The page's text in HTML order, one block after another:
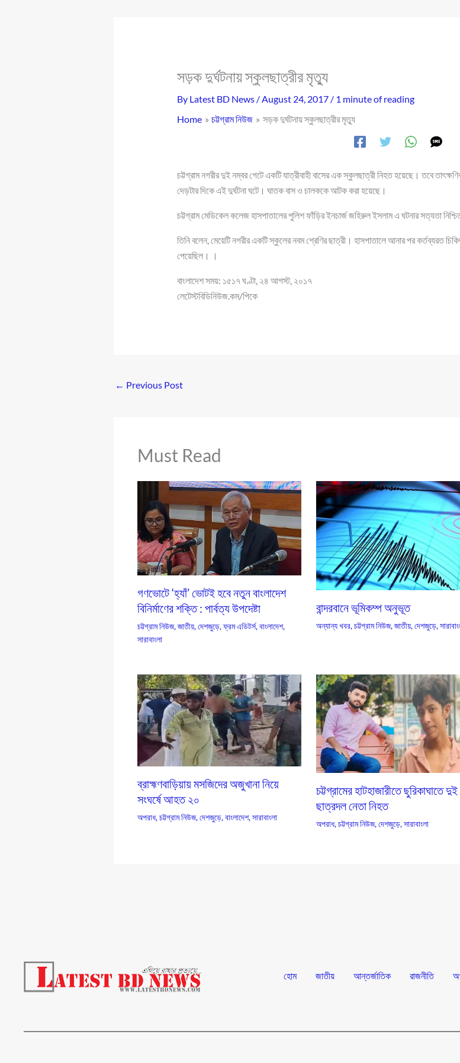
সড়ক দুর্ঘটনায় স্কুলছাত্রীর মৃত্যু
By Latest BD News /August 24, 2017 / 1 minute of reading
Home
চট্টগ্রাম নিউজ সড়ক দুর্ঘটনায় স্কুলছাত্রীর মৃত্যু
চট্টগ্রাম নগরীর দুই নম্বর গেটে একটি যাত্রীবাহী বাসের এক স্কুলছাত্রী নিহত হয়েছে। তবে
দেড়টার দিকে এই দুর্ঘটনা ঘটে। ঘাতক বাস ও চালককে আটক করা হয়েছে।
চট্টগ্রাম মেডিকেল কলেজ হাসপাতালের পুলিশ ফাঁড়ির ইনচার্জ জহিরুল ইসলাম এ ঘটনার সত্যতা
তিনি বলেন, মেয়েটি নগরীর একটি স্কুলের নবম শ্রেণির ছাত্রী। হাসপাতালে আনার পর কর্তব্যরত
পেয়েছিল। ।
বাংলাদেশ সময়: ১৫১৭ ঘণ্টা, ২৪ আগস্ট, ২০১৭
লেটেস্টবিডিনিউজ.কম/পিকে
← Previous Post
Must Read
গণভোটে ‘হ্যাঁ’ ভোটই হবে নতুন বাংলাদেশ
বিনির্মাণের শক্তি : পার্বত্য উপদেষ্টা
চট্টগ্রাম নিউজ,জাতীয়,দেশজুড়ে,ফ্রম এডিটর্স,বাংলাদেশ,
সারাবাংলা
বান্দরবানে ভূমিকম্প অনুভূত
অন্যান্য খবর,চট্টগ্রাম নিউজ,জাতীয়,দেশজুড়ে,
ব্রাহ্মণবাড়িয়ায় মসজিদের অজুখানা নিয়ে
সংঘর্ষে আহত ২০
অপরাধ,চট্টগ্রাম নিউজ,দেশজুড়ে,বাংলাদেশ,সারাবাংলা
চট্টগ্রামের হাটহাজারীতে ছুরিকাঘাতে দুই
ছাত্রদল নেতা নিহত
অপরাধ,চট্টগ্রাম নিউজ,দেশজুড়ে,সারাবাংলা
হোম জাতীয় আন্তর্জাতিক রাজনীতি